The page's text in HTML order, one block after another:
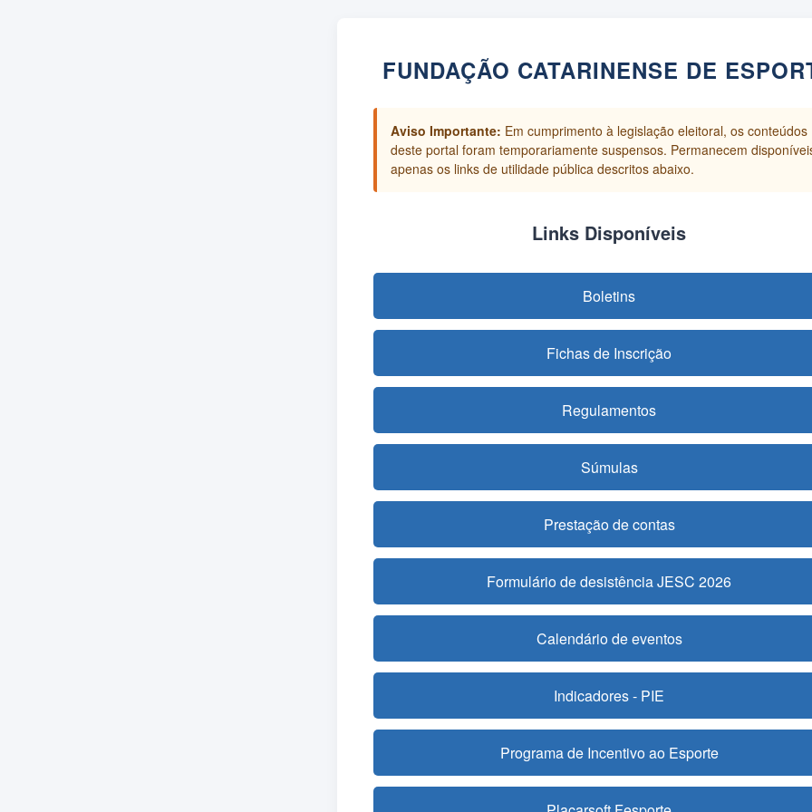
FUNDAÇÃO CATARINENSE DE
Aviso Importante: Em cumprimento à legislação eleitoral, os conteúdos
deste portal foram temporariamente suspensos. Permanecem
apenas os links de utilidade pública descritos abaixo.
Links Disponíveis
Boletins
Fichas de Inscrição
Regulamentos
Súmulas
Prestação de contas
Formulário de desistência JESC 2026
Calendário de eventos
Indicadores - PIE
Programa de Incentivo ao Esporte